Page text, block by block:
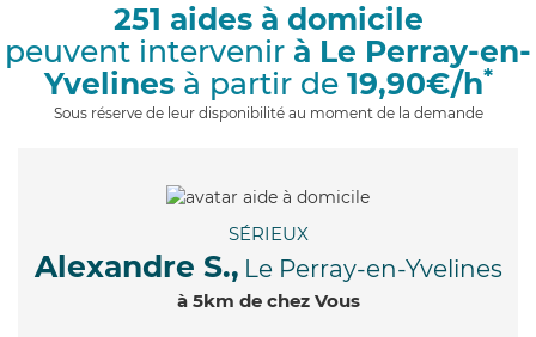
i
251 aides à domicile
peuvent intervenir à Le Perray-en-
Yvelinesà partir de 19,90€/h*
Sous réserve de leur disponibilité au moment de la demande
SÉRIEUX
Alexandre S., Le Perray-en-Yvelines
à 5km de chez Vous